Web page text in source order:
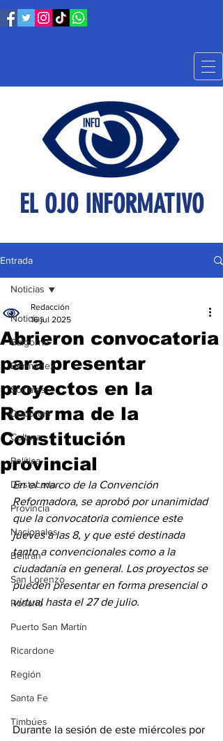
EL OJO INFORMATIVO
Entrada
Noticias
Baigorria
Bermúdez
Sociales
Deportes
Cultura
Política
Destacada
Provincia
Nacionales
Beltrán
San Lorenzo
Rosario
Puerto San Martín
Ricardone
Región
Santa Fe
Timbúes
Noticias
Abrieron convocatoria
para presentar
proyectos en la
Reforma de la
Constitución
provincial
Redacción
16 jul 2025
En el marco de la Convención
Reformadora, se aprobó por unanimidad
que la convocatoria comience este
jueves a las 8, y que esté destinada
tanto a convencionales como a la
ciudadanía en general. Los proyectos se
pueden presentar en forma presencial o
virtual hasta el 27 de julio.
Durante la sesión de este miércoles por